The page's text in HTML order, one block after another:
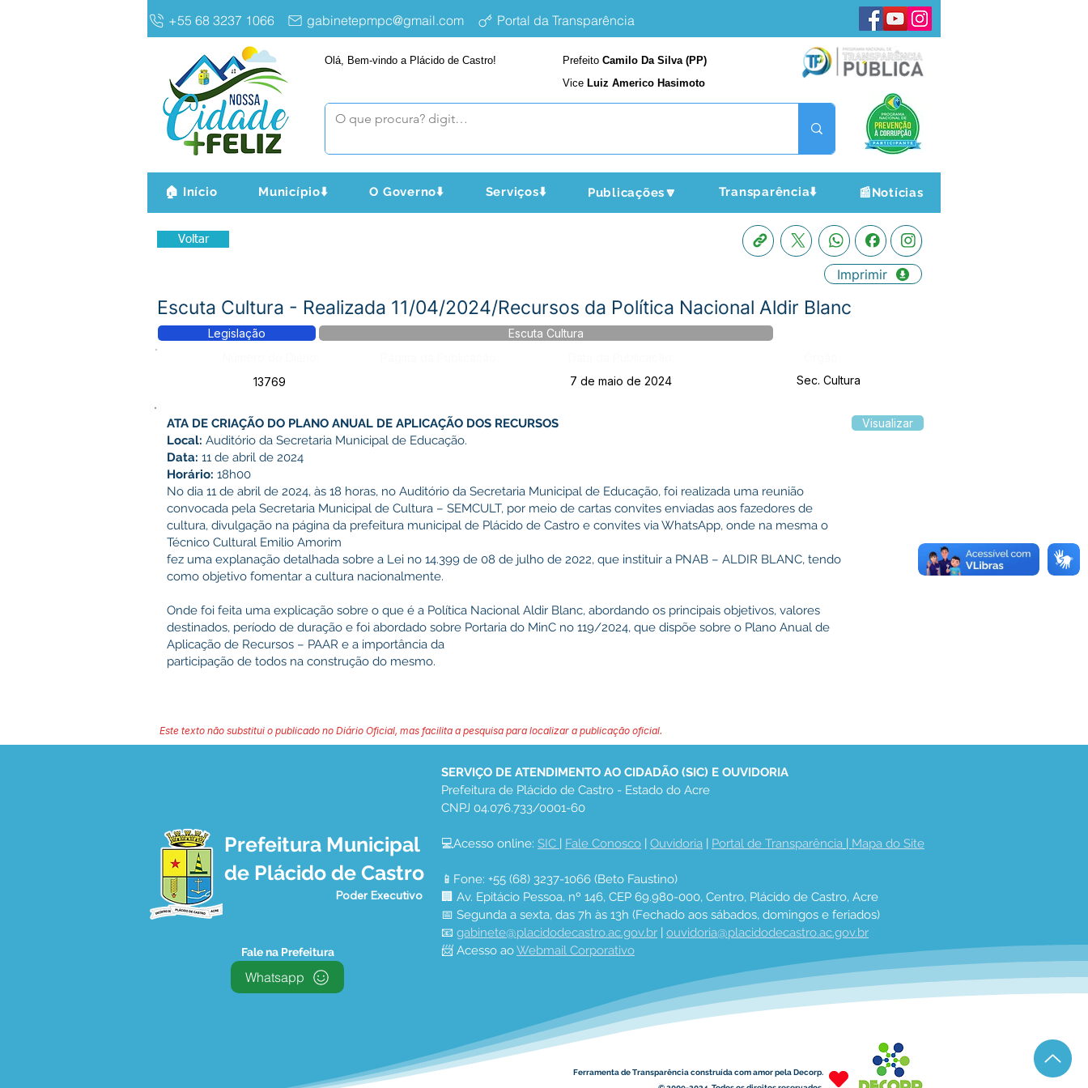
+55 68 3237 1066 gabinetepmpc@gmail.com Portal da Transparência
Olá, Bem-vindo a Plácido de Castro! Prefeito Camilo Da Silva (PP)
Vice Luiz Americo Hasimoto
🏠 Início Município⬇️ O Governo⬇️ Serviços⬇️ Publicações🔽 Transparência⬇️ 📰Notícias
Voltar
Imprimir
Escuta Cultura - Realizada 11/04/2024/Recursos da Política Nacional Aldir Blanc
Legislação
Escuta Cultura
13769
7 de maio de 2024 Sec. Cultura
ATA DE CRIAÇÃO DO PLANO ANUAL DE APLICAÇÃO DOS RECURSOS
Local: Auditório da Secretaria Municipal de Educação.
Data: 11 de abril de 2024
Horário: 18h00
No dia 11 de abril de 2024, às 18 horas, no Auditório da Secretaria Municipal de Educação, foi realizada uma reunião
convocada pela Secretaria Municipal de Cultura – SEMCULT, por meio de cartas convites enviadas aos fazedores de
cultura, divulgação na página da prefeitura municipal de Plácido de Castro e convites via WhatsApp, onde na mesma o
Técnico Cultural Emilio Amorim
fez uma explanação detalhada sobre a Lei no 14.399 de 08 de julho de 2022, que instituir a PNAB – ALDIR BLANC, tendo
como objetivo fomentar a cultura nacionalmente.
Onde foi feita uma explicação sobre o que é a Política Nacional Aldir Blanc, abordando os principais objetivos, valores
destinados, período de duração e foi abordado sobre Portaria do MinC no 119/2024, que dispõe sobre o Plano Anual de
Aplicação de Recursos – PAAR e a importância da
participação de todos na construção do mesmo.
Visualizar
Este texto não substitui o publicado no Diário Oficial, mas facilita a pesquisa para localizar a publicação oficial.
Prefeitura Municipal
de Plácido de Castro
Poder Executivo
Fale na Prefeitura
Whatsapp
SERVIÇO DE ATENDIMENTO AO CIDADÃO (SIC) E OUVIDORIA
Prefeitura de Plácido de Castro - Estado do Acre
CNPJ 04.076.733/0001-60
💻Acesso online: SIC | Fale Conosco | Ouvidoria | Portal de Transparência | Mapa do Site
📱Fone: +55 (68) 3237-1066 (Beto Faustino)
🏢 Av. Epitácio Pessoa, nº 146, CEP 69.980-000, Centro, Plácido de Castro, Acre
📅 Segunda a sexta, das 7h às 13h (Fechado aos sábados, domingos e feriados)
📧 gabinete@placidodecastro.ac.gov.br | ouvidoria@placidodecastro.ac.gov.br
📨 Acesso ao Webmail Corporativo
Ferramenta de Transparência construída com amor pela Decorp.